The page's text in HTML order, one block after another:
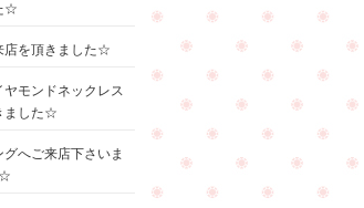
☆
店を頂きました☆
モンドネックレス
ました☆
へご来店下さいま